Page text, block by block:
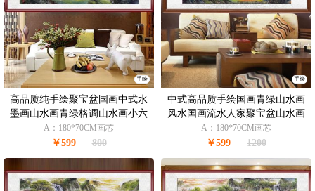
手绘
高品质纯手绘聚宝盆国画中式水
墨画山水画青绿格调山水画小六
尺山水画支持个性提词
A：180*70CM画芯
￥599 800
手绘
中式高品质手绘国画青绿山水画
风水国画流水人家聚宝盆山水画
支持个性提词
A：180*70CM画芯
￥599 1200